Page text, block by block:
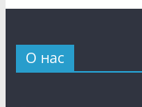
О нас